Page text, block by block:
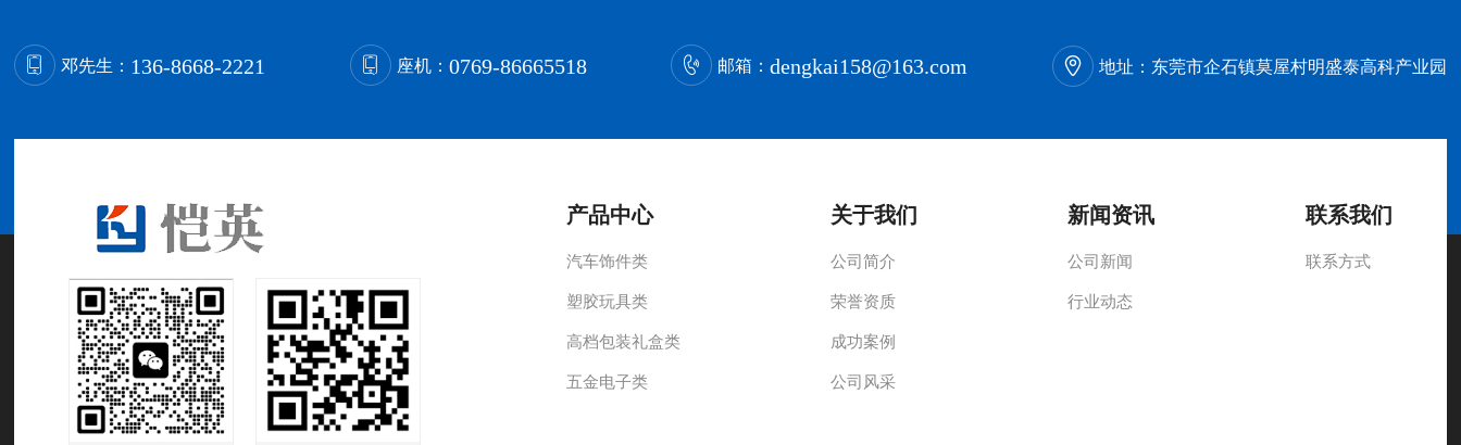
邓先生： 136-8668-2221 座机： 0769-86665518 邮箱：dengkai158@163.com 地址： 东莞市企石镇莫屋村明盛泰高科产业园
产品中心
汽车饰件类
塑胶玩具类
高档包装礼盒类
五金电子类
关于我们
公司简介
荣誉资质
成功案例
公司风采
新闻资讯
公司新闻
行业动态
联系我们
联系方式